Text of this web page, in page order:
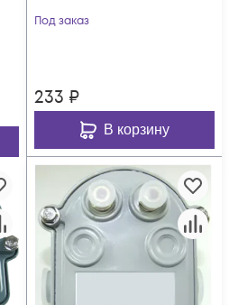
Под заказ
233 ₽
В корзину